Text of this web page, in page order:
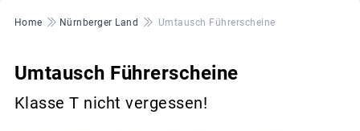
Pfadnavigation
Home Nürnberger Land Umtausch Führerscheine
Umtausch Führerscheine
Klasse T nicht vergessen!